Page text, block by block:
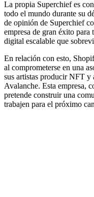
La propia Superchief es
todo el mundo durante su
de opinión de Superchief
empresa de gran éxito para
digital escalable que
En relación con esto,
al comprometerse en una
sus artistas producir NFT y
Avalanche. Esta empresa,
pretende construir una
trabajen para el próximo